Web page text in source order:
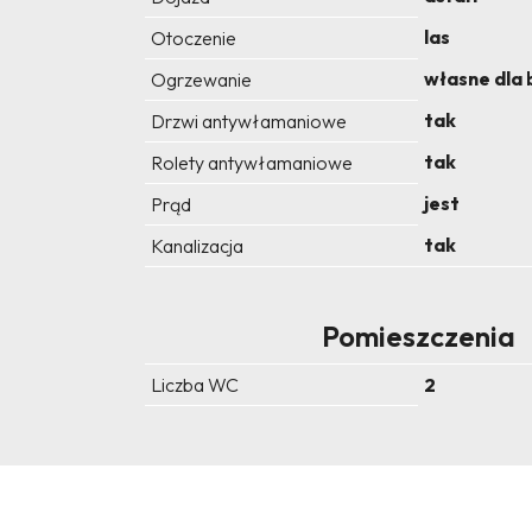
Otoczenie
las
Ogrzewanie
własne dla
Drzwi antywłamaniowe
tak
Rolety antywłamaniowe
tak
Prąd
jest
Kanalizacja
tak
Pomieszczenia
Liczba WC 2